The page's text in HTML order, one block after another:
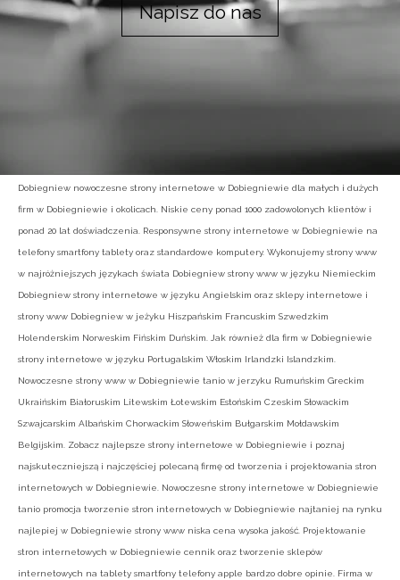
Napisz do nas
Dobiegniew nowoczesne strony internetowe w Dobiegniewie dla małych i dużych
firm w Dobiegniewie i okolicach. Niskie ceny ponad 1000 zadowolonych klientów i
ponad 20 lat doświadczenia. Responsywne strony internetowe w Dobiegniewie na
telefony smartfony tablety oraz standardowe komputery. Wykonujemy strony www
w najróżniejszych językach świata Dobiegniew strony www w języku Niemieckim
Dobiegniew strony internetowe w języku Angielskim oraz sklepy internetowe i
strony www Dobiegniew w jeżyku Hiszpańskim Francuskim Szwedzkim
Holenderskim Norweskim Fińskim Duńskim. Jak również dla firm w Dobiegniewie
strony internetowe w języku Portugalskim Włoskim Irlandzki Islandzkim.
Nowoczesne strony www w Dobiegniewie tanio w jerzyku Rumuńskim Greckim
Ukraińskim Białoruskim Litewskim Łotewskim Estońskim Czeskim Słowackim
Szwajcarskim Albańskim Chorwackim Słoweńskim Bułgarskim Mołdawskim
Belgijskim. Zobacz najlepsze strony internetowe w Dobiegniewie i poznaj
najskuteczniejszą i najczęściej polecaną firmę od tworzenia i projektowania stron
internetowych w Dobiegniewie. Nowoczesne strony internetowe w Dobiegniewie
tanio promocja tworzenie stron internetowych w Dobiegniewie najtaniej na rynku
najlepiej w Dobiegniewie strony www niska cena wysoka jakość. Projektowanie
stron internetowych w Dobiegniewie cennik oraz tworzenie sklepów
internetowych na tablety smartfony telefony apple bardzo dobre opinie. Firma w